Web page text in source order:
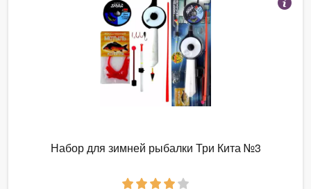
Набор для зимней рыбалки Три Кита №3